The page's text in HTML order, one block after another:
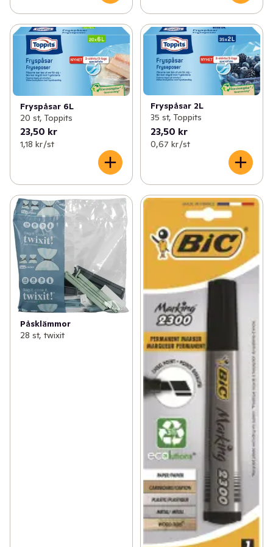
Fryspåsar 6L
20 st, Toppits
23,50 kr
1,18 kr /st
Fryspåsar 2L
35 st, Toppits
23,50 kr
0,67 kr /st
Påsklämmor
28 st, twixit